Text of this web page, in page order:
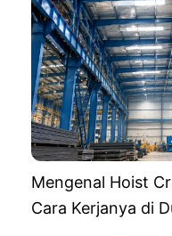
Mengenal Hoist
Cara Kerjanya di